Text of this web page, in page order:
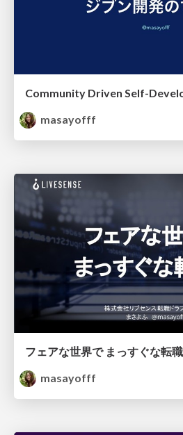
Community Driven Self-
masayofff
masayofff